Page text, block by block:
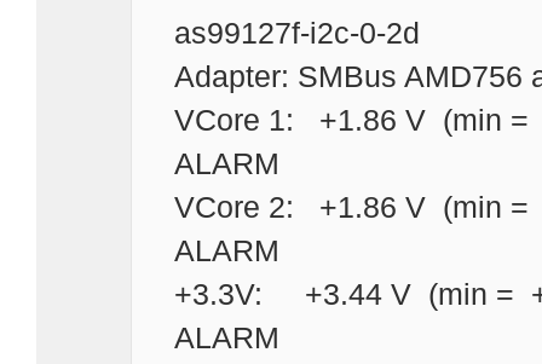
as99127f-i2c-0-2d
Adapter: SMBus AMD756
VCore 1: +1.86 V (min
ALARM
VCore 2: +1.86 V (min
ALARM
+3.3V: +3.44 V (min =
ALARM